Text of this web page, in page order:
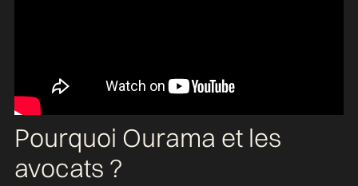
Pourquoi Ourama et les
avocats ?